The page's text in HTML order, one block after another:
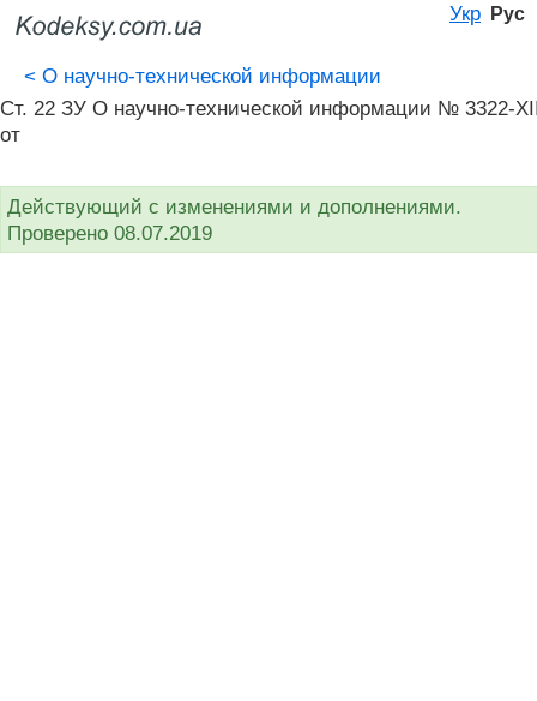
Укр Рус
< О научно-технической информации
Ст. 22 ЗУ О научно-технической информации № 3322-
от
Действующий с изменениями и дополнениями.
Проверено 08.07.2019